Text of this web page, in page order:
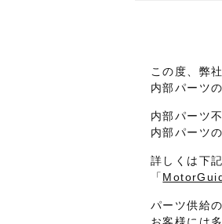
この度、弊
内部パーツ
内部パーツ
内部パーツ
詳しくは下
「
パーツ供給